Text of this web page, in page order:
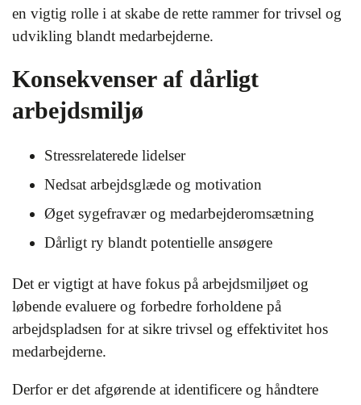
en vigtig rolle i at skabe de rette rammer for trivsel og
udvikling blandt medarbejderne.
Konsekvenser af dårligt
arbejdsmiljø
Stressrelaterede lidelser
Nedsat arbejdsglæde og motivation
Øget sygefravær og medarbejderomsætning
Dårligt ry blandt potentielle ansøgere
Det er vigtigt at have fokus på arbejdsmiljøet og
løbende evaluere og forbedre forholdene på
arbejdspladsen for at sikre trivsel og effektivitet hos
medarbejderne.
Derfor er det afgørende at identificere og håndtere